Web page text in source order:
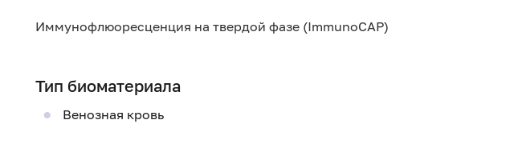
Иммунофлюоресценция на твердой фазе (ImmunoCAP)
Тип биоматериала
Венозная кровь